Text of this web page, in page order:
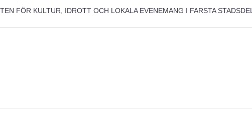
FÖR KULTUR, IDROTT OCH LOKALA EVENEMANG I FARSTA STADSDEL